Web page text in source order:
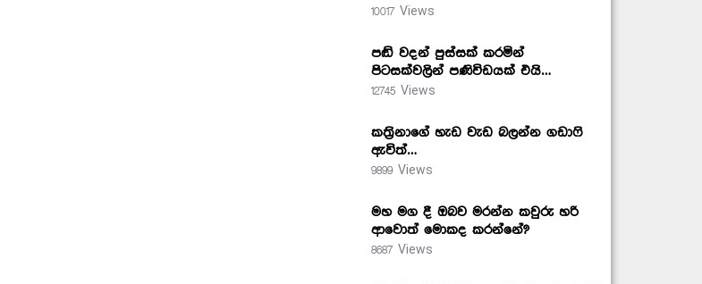
10017 Views
පඬි වදන් පුස්සක් කරමින්
පිටසක්වලින් පණිවිඩයක් එයි…
12745 Views
කත්‍රිනාගේ හැඩ වැඩ බලන්න ගඩාෆි
ඇවිත්…
9899 Views
මහ මග දී ඔබව මරන්න කවුරු හරි
ආවොත් මොකද කරන්නේ?
8687 Views